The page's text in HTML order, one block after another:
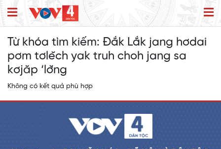
Từ khóa tìm kiếm: Đắk Lắk jang hơdai
pơm tơlĕch yak truh choh jang sa
kơjăp ‘lơ̆ng
Không có kết quả phù hợp